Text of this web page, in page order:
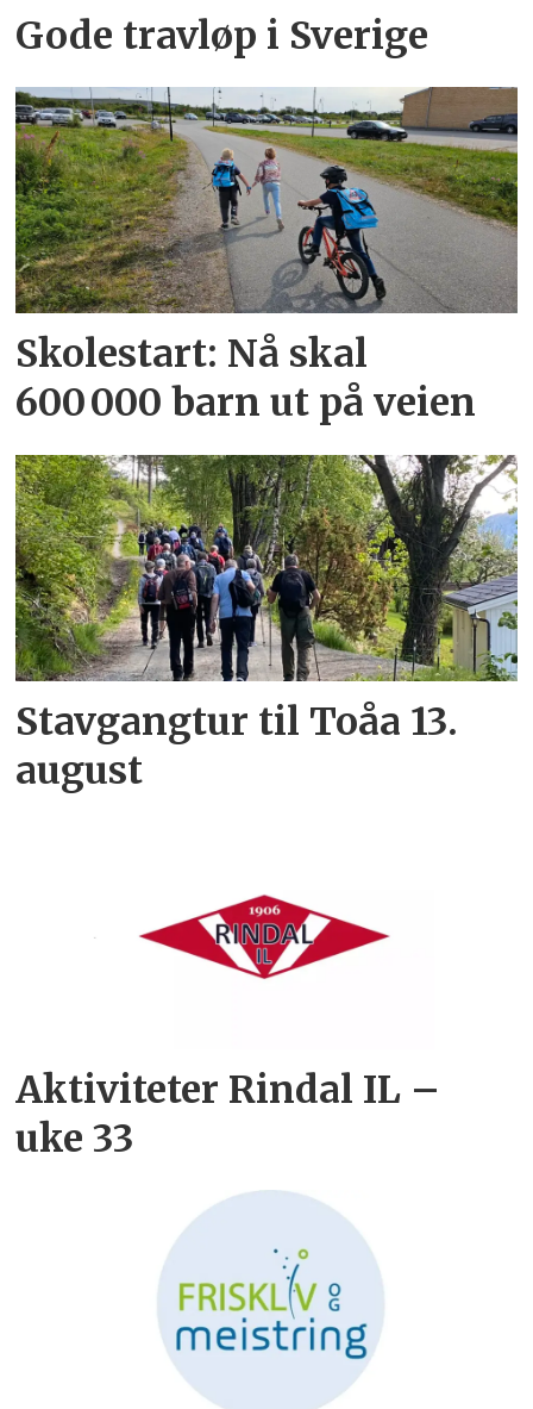
Gode travløp i Sverige
Skolestart: Nå skal
600 000 barn ut på veien
Stavgangtur til Toåa 13.
august
Aktiviteter Rindal IL –
uke 33